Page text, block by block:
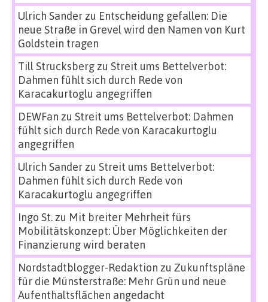
Ulrich Sanderzu Entscheidung gefallen: Die
neue Straße in Grevel wird den Namen von Kurt
Goldstein tragen
Till Strucksbergzu Streit ums Bettelverbot:
Dahmen fühlt sich durch Rede von
Karacakurtoglu angegriffen
DEWFan zu Streit ums Bettelverbot: Dahmen
fühlt sich durch Rede von Karacakurtoglu
angegriffen
Ulrich Sanderzu Streit ums Bettelverbot:
Dahmen fühlt sich durch Rede von
Karacakurtoglu angegriffen
Ingo St.zu Mit breiter Mehrheit fürs
Mobilitätskonzept: Über Möglichkeiten der
Finanzierung wird beraten
Nordstadtblogger-Redaktion zu Zukunftspläne
für die Münsterstraße: Mehr Grün und neue
Aufenthaltsflächen angedacht